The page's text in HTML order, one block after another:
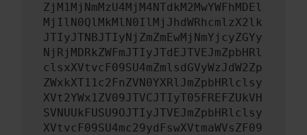
ZjM1MjNmMzU4MjM4NTdkM2MwYWFhMDEl
MjIlN0QlMkMlN0IlMjJhdWRhcmlzX2lk
JTIyJTNBJTIyNjZmZmEwMjNmYjcyZGYy
NjRjMDRkZWFmJTIyJTdEJTVEJmZpbHRl
clsxXVtvcF09SU4mZmlsdGVyWzJdW2Zp
ZWxkXT11c2FnZVN0YXRlJmZpbHRlclsy
XVt2YWx1ZV09JTVCJTIyT05FREFZUkVH
SVNUUkFUSU9OJTIyJTVEJmZpbHRlclsy
XVtvcF09SU4mc29ydFswXVtmaWVsZF09